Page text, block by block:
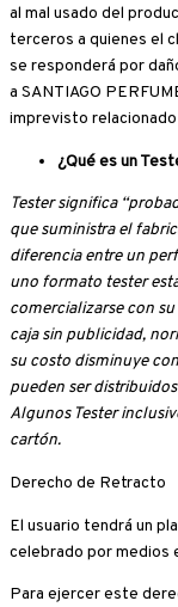
al mal usado del
terceros a quienes el
se responderá por
a SANTIAGO
imprevisto
¿Qué es un
Tester significa
que suministra el
diferencia entre un
uno formato tester
comercializarse con
caja sin publicidad,
su costo disminuye
pueden ser
Algunos Tester
cartón.
Derecho de Retracto
El usuario tendrá un
celebrado por medios
Para ejercer este